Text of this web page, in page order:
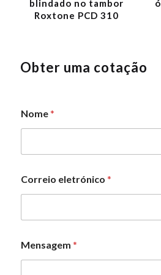
blindado no tambor
Roxtone PCD 310
Obter uma cotação
N
o
e
o
m
e
Nome*
Correio eletrónico *
Mensagem *